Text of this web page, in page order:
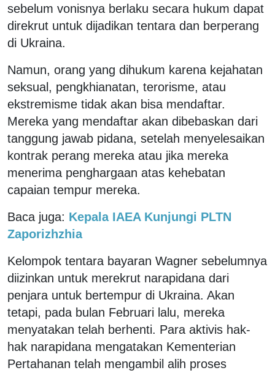
sebelum vonisnya berlaku secara hukum dapat
direkrut untuk dijadikan tentara dan berperang
di Ukraina.
Namun, orang yang dihukum karena kejahatan
seksual, pengkhianatan, terorisme, atau
ekstremisme tidak akan bisa mendaftar.
Mereka yang mendaftar akan dibebaskan dari
tanggung jawab pidana, setelah menyelesaikan
kontrak perang mereka atau jika mereka
menerima penghargaan atas kehebatan
capaian tempur mereka.
Baca juga: Kepala IAEA Kunjungi PLTN
Zaporizhzhia
Kelompok tentara bayaran Wagner sebelumnya
diizinkan untuk merekrut narapidana dari
penjara untuk bertempur di Ukraina. Akan
tetapi, pada bulan Februari lalu, mereka
menyatakan telah berhenti. Para aktivis hak-
hak narapidana mengatakan Kementerian
Pertahanan telah mengambil alih proses